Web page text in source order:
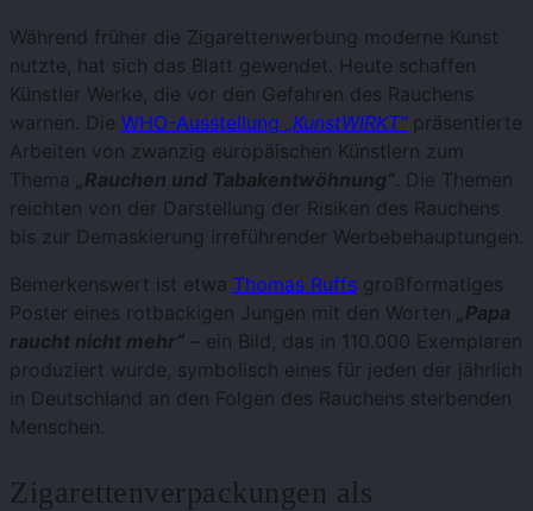
Während früher die Zigarettenwerbung moderne Kunst
nutzte, hat sich das Blatt gewendet. Heute schaffen
Künstler Werke, die vor den Gefahren des Rauchens
warnen. Die WHO-Ausstellung „KunstWIRKT“präsentierte
Arbeiten von zwanzig europäischen Künstlern zum
Thema
„Rauchen und Tabakentwöhnung“. Die Themen
reichten von der Darstellung der Risiken des Rauchens
bis zur Demaskierung irreführender Werbebehauptungen.
Bemerkenswert ist etwa Thomas Ruffs großformatiges
Poster eines rotbackigen Jungen mit den Worten
„Papa
raucht nicht mehr“ – ein Bild, das in 110.000 Exemplaren
produziert wurde, symbolisch eines für jeden der jährlich
in Deutschland an den Folgen des Rauchens sterbenden
Menschen.
Zigarettenverpackungen als